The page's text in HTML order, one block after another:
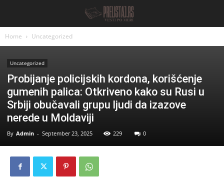
Home Uncategorized
Uncategorized
Probijanje policijskih kordona, korišćenje
gumenih palica: Otkriveno kako su Rusi u
Srbiji obučavali grupu ljudi da izazove
nerede u Moldaviji
By Admin - September 23, 2025 229 0